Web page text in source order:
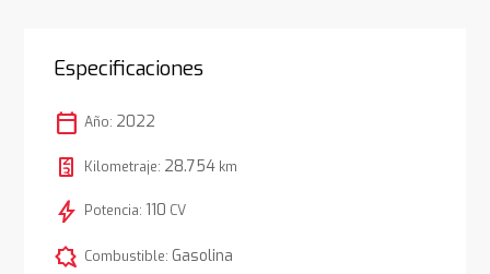
Especificaciones
calendar_today Año: 2022
Kilometraje: 28.754km
bolt Potencia: 110 CV
comic_bubble Combustible: Gasolina